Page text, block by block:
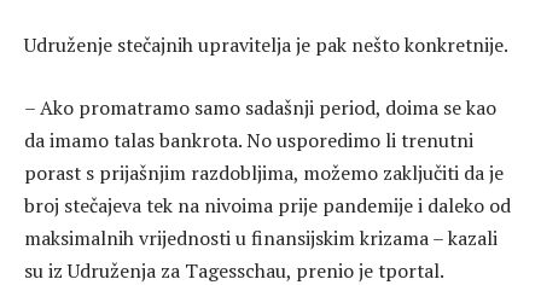
Udruženje stečajnih upravitelja je pak nešto konkretnije.
– Ako promatramo samo sadašnji period, doima se kao
da imamo talas bankrota. No usporedimo li trenutni
porast s prijašnjim razdobljima, možemo zaključiti da je
broj stečajeva tek na nivoima prije pandemije i daleko od
maksimalnih vrijednosti u finansijskim krizama – kazali
su iz Udruženja za Tagesschau, prenio je tportal.